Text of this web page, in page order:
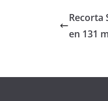
Recorta
en 131